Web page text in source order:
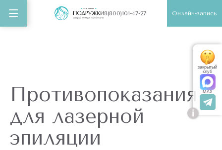
8(800)101-47-27 Онлайн-запись
Противопоказания
для лазерной
эпиляции
i
закрытый
клуб
MAX